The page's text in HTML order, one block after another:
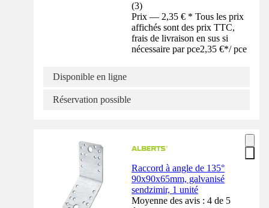
(3)
Prix — 2,35 € * Tous les prix
affichés sont des prix TTC,
frais de livraison en sus si
nécessaire par pce2,35 €*/ pce
Disponible en ligne
Réservation possible
Raccord à angle de 135°
90x90x65mm, galvanisé
sendzimir, 1 unité
Moyenne des avis : 4 de 5